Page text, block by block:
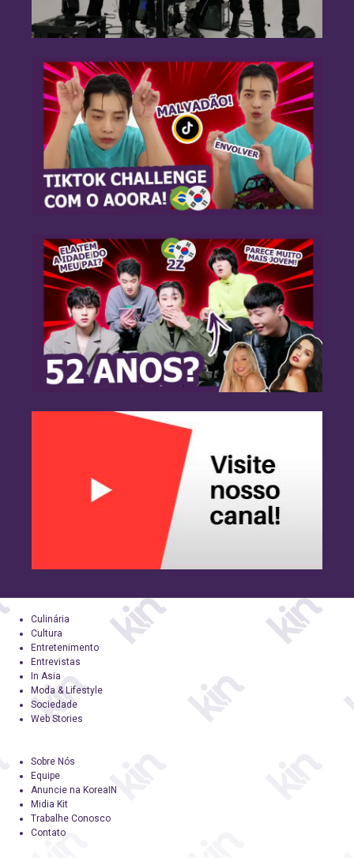
Culinária
Cultura
Entretenimento
Entrevistas
In Asia
Moda & Lifestyle
Sociedade
Web Stories
Sobre Nós
Equipe
Anuncie na KoreaIN
Midia Kit
Trabalhe Conosco
Contato